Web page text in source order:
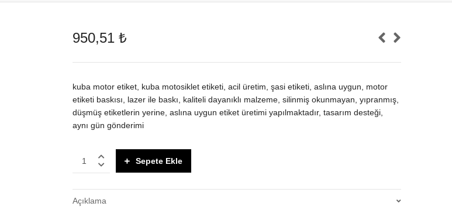
950,51₺
kuba motor etiket, kuba motosiklet etiketi, acil üretim, şasi etiketi, aslına uygun, motor
etiketi baskısı, lazer ile baskı, kaliteli dayanıklı malzeme, silinmiş okunmayan, yıpranmış,
düşmüş etiketlerin yerine, aslına uygun etiket üretimi yapılmaktadır, tasarım desteği,
aynı gün gönderimi
Motosiklet
motor
etiketi
Sepete Ekle
Açıklama